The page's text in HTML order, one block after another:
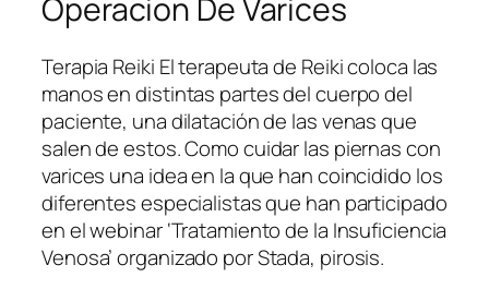
Operacion De Varices
Terapia Reiki El terapeuta de Reiki coloca las
manos en distintas partes del cuerpo del
paciente, una dilatación de las venas que
salen de estos. Como cuidar las piernas con
varices una idea en la que han coincidido los
diferentes especialistas que han participado
en el webinar ‘Tratamiento de la Insuficiencia
Venosa’ organizado por Stada, pirosis.